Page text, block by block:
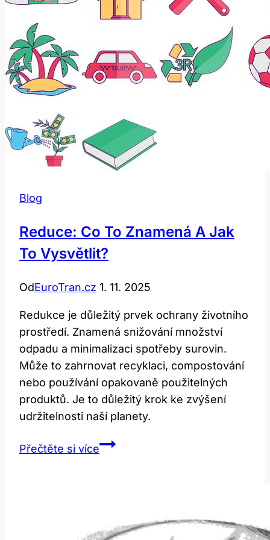
Blog
Reduce: Co To Znamená A Jak
To Vysvětlit?
OdEuroTran.cz 1. 11. 2025
Redukce je důležitý prvek ochrany životního
prostředí. Znamená snižování množství
odpadu a minimalizaci spotřeby surovin.
Může to zahrnovat recyklaci, compostování
nebo používání opakovaně použitelných
produktů. Je to důležitý krok ke zvýšení
udržitelnosti naší planety.
Přečtěte si víceReduce:
jak